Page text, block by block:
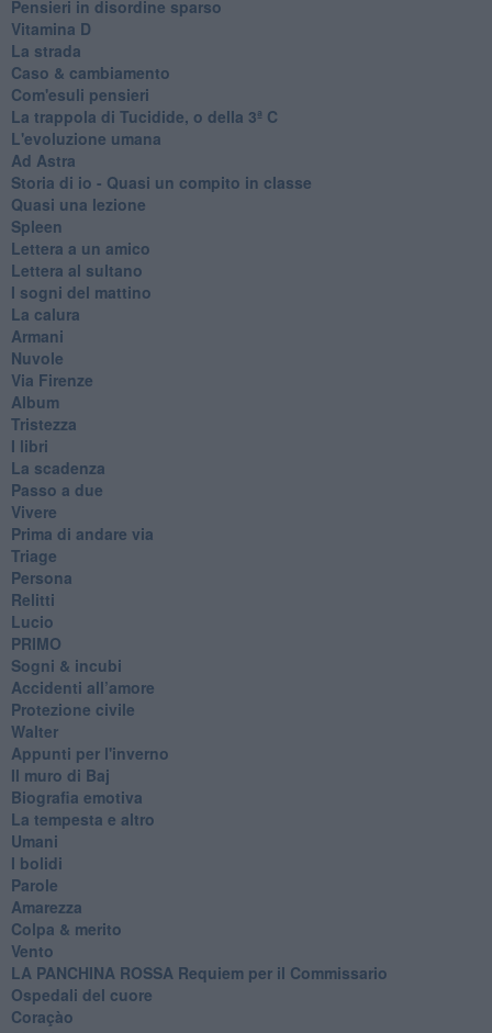
Pensieri in disordine sparso
Vitamina D
La strada
Caso & cambiamento
Com'esuli pensieri
La trappola di Tucidide, o della 3ª C
L'evoluzione umana
Ad Astra
Storia di io - Quasi un compito in classe
Quasi una lezione
Spleen
Lettera a un amico
Lettera al sultano
I sogni del mattino
La calura
Armani
Nuvole
Via Firenze
Album
Tristezza
I libri
La scadenza
Passo a due
Vivere
Prima di andare via
Triage
Persona
Relitti
Lucio
PRIMO
Sogni & incubi
Accidenti all’amore
Protezione civile
Walter
Appunti per l'inverno
Il muro di Baj
Biografia emotiva
La tempesta e altro
Umani
I bolidi
Parole
Amarezza
Colpa & merito
Vento
​LA PANCHINA ROSSA Requiem per il Commissario
Ospedali del cuore
Coraçào